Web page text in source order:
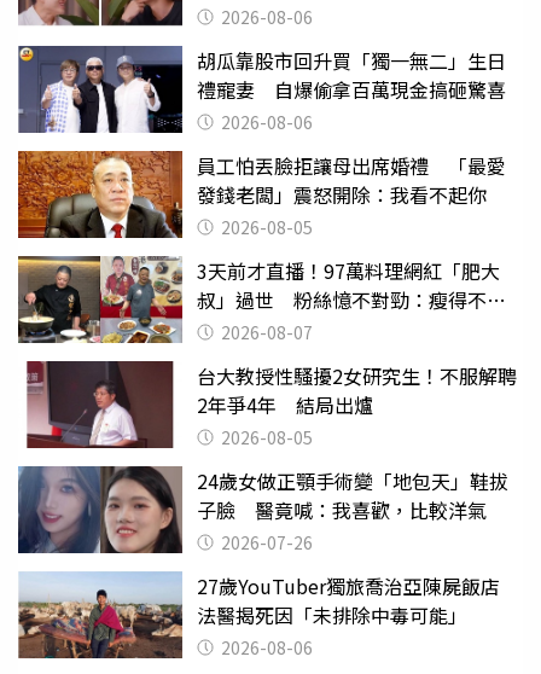
2026-08-06
胡瓜靠股市回升買「獨一無二」生日
禮寵妻 自爆偷拿百萬現金搞砸驚喜
2026-08-06
員工怕丟臉拒讓母出席婚禮 「最愛
發錢老闆」震怒開除：我看不起你
2026-08-05
3天前才直播！97萬料理網紅「肥大
叔」過世 粉絲憶不對勁：瘦得不合
理 2026-08-07
台大教授性騷擾2女研究生！不服解聘
2年爭4年 結局出爐
2026-08-05
24歲女做正顎手術變「地包天」鞋拔
子臉 醫竟喊：我喜歡，比較洋氣
2026-07-26
27歲YouTuber獨旅喬治亞陳屍飯店
法醫揭死因「未排除中毒可能」
2026-08-06